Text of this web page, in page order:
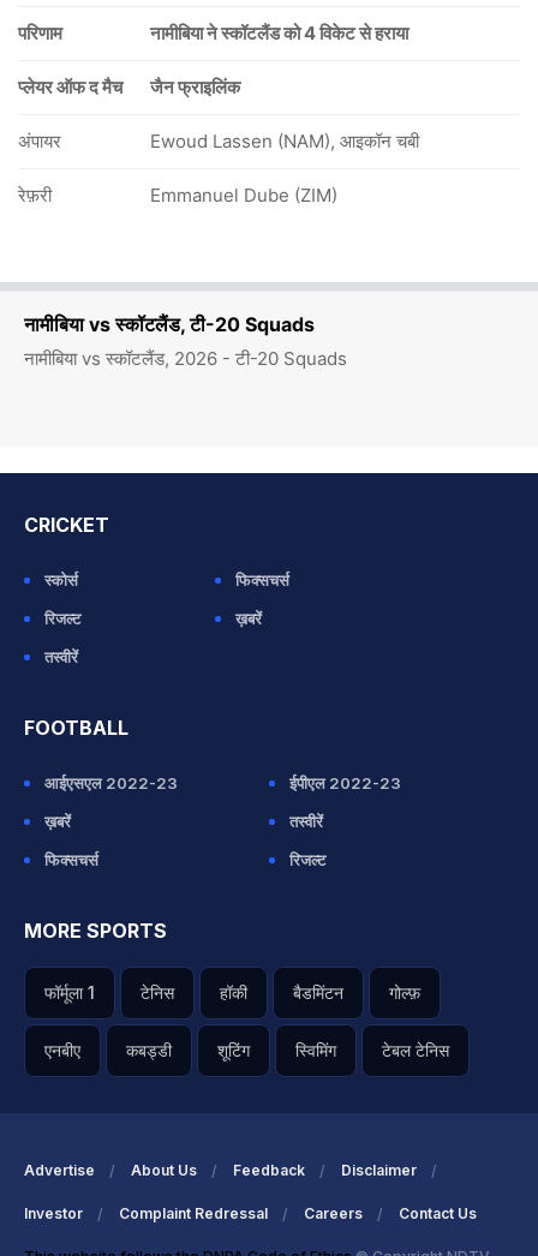
नामीबिया vs स्कॉटलैंड, टी-20 Squads
नामीबिया vs स्कॉटलैंड, 2026 - टी-20 Squads
परिणाम नामीबिया ने स्कॉटलैंड को 4 विकेट से हराया
प्लेयर ऑफ द मैच जैन फ्राइलिंक
अंपायर Ewoud Lassen (NAM), आइकॉन चबी
रेफ़री Emmanuel Dube (ZIM)
CRICKET
स्कोर्स
फिक्सचर्स
रिजल्ट
ख़बरें
तस्वीरें
FOOTBALL
आईएसएल 2022-23
ईपीएल 2022-23
ख़बरें
तस्वीरें
फिक्सचर्स
रिजल्ट
MORE SPORTS
फॉर्मूला 1 टेनिस हॉकी बैडमिंटन गोल्फ़
एनबीए कबड्डी शूटिंग स्विमिंग टेबल टेनिस
Advertise About Us Feedback Disclaimer
Investor Complaint Redressal Careers Contact Us